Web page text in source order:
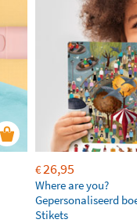
€26,95
Where are you?
Gepersonaliseerd
Stikets